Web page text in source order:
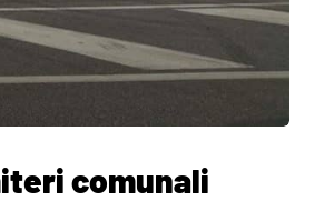
comunali